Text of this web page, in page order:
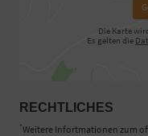
Die Karte
Es gelten die
RECHTLICHES
*Weitere Infortmationen zum